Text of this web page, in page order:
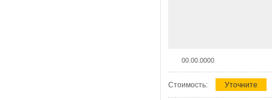
00.00.0000
Стоимость: Уточните